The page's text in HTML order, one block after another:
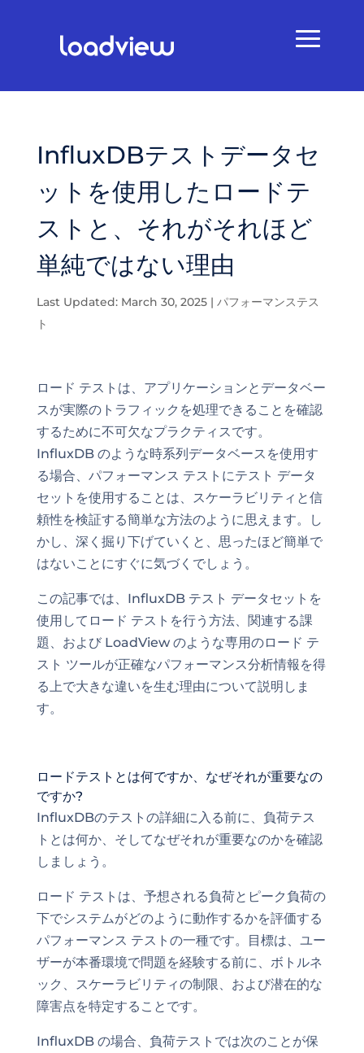
InfluxDBテストデータセ
ットを使用したロードテ
ストと、それがそれほど
単純ではない理由
Last Updated: March 30, 2025| パフォーマンステス
ト
ロード テストは、アプリケーションとデータベー
スが実際のトラフィックを処理できることを確認
するために不可欠なプラクティスです。
InfluxDB のような時系列データベースを使用す
る場合、パフォーマンス テストにテスト データ
セットを使用することは、スケーラビリティと信
頼性を検証する簡単な方法のように思えます。し
かし、深く掘り下げていくと、思ったほど簡単で
はないことにすぐに気づくでしょう。
この記事では、InfluxDB テスト データセットを
使用してロード テストを行う方法、関連する課
題、および LoadView のような専用のロード テ
スト ツールが正確なパフォーマンス分析情報を得
る上で大きな違いを生む理由について説明しま
す。
ロードテストとは何ですか、なぜそれが重要なの
ですか?
InfluxDBのテストの詳細に入る前に、負荷テス
トとは何か、そしてなぜそれが重要なのかを確認
しましょう。
ロード テストは、予想される負荷とピーク負荷の
下でシステムがどのように動作するかを評価する
パフォーマンス テストの一種です。目標は、ユー
ザーが本番環境で問題を経験する前に、ボトルネ
ック、スケーラビリティの制限、および潜在的な
障害点を特定することです。
InfluxDB の場合、負荷テストでは次のことが保